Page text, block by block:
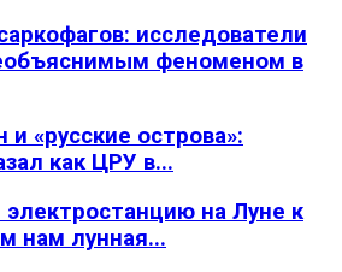
исследователи
феноменом в
и «русские острова»:
как ЦРУ в...
электростанцию на Луне к
нам лунная...